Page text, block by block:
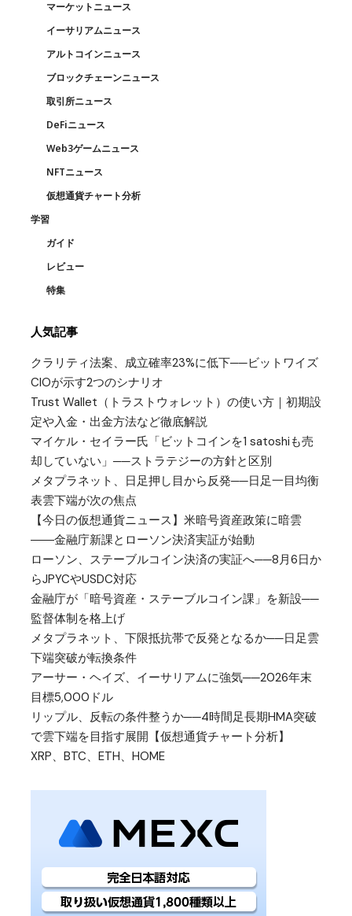
マーケットニュース
イーサリアムニュース
アルトコインニュース
ブロックチェーンニュース
取引所ニュース
DeFiニュース
Web3ゲームニュース
NFTニュース
仮想通貨チャート分析
学習
ガイド
レビュー
特集
人気記事
クラリティ法案、成立確率23%に低下──ビットワイズ
CIOが示す2つのシナリオ
Trust Wallet（トラストウォレット）の使い方｜初期設
定や入金・出金方法など徹底解説
マイケル・セイラー氏「ビットコインを1 satoshiも売
却していない」──ストラテジーの方針と区別
メタプラネット、日足押し目から反発──日足一目均衡
表雲下端が次の焦点
【今日の仮想通貨ニュース】米暗号資産政策に暗雲
――金融庁新課とローソン決済実証が始動
ローソン、ステーブルコイン決済の実証へ──8月6日か
らJPYCやUSDC対応
金融庁が「暗号資産・ステーブルコイン課」を新設──
監督体制を格上げ
メタプラネット、下限抵抗帯で反発となるか──日足雲
下端突破が転換条件
アーサー・ヘイズ、イーサリアムに強気──2026年末
目標5,000ドル
リップル、反転の条件整うか──4時間足長期HMA突破
で雲下端を目指す展開【仮想通貨チャート分析】
XRP、BTC、ETH、HOME